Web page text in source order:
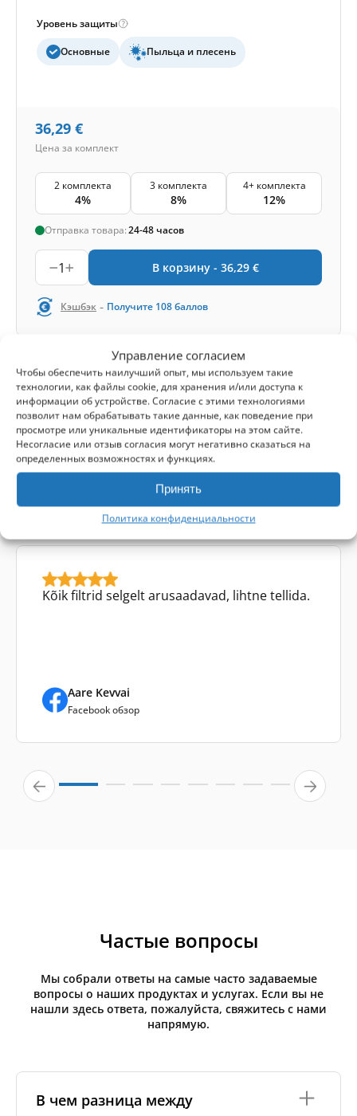
Управление согласием
Чтобы обеспечить наилучший опыт, мы используем такие
технологии, как файлы cookie, для хранения и/или доступа к
информации об устройстве. Согласие с этими технологиями
позволит нам обрабатывать такие данные, как поведение при
просмотре или уникальные идентификаторы на этом сайте.
Несогласие или отзыв согласия могут негативно сказаться на
определенных возможностях и функциях.
Принять
Политика конфиденциальности
Уровень защиты
Основные Пыльца и плесень
36,29 €
Цена за комплект
2 комплекта
4%
3 комплекта
8%
4+ комплекта
12%
Отправка товара:24-48 часов
1 В корзину - 36,29 €
Кэшбэк - Получите 108баллов
Отзывы клиентов
На основе
Kõik filtrid selgelt arusaadavad, lihtne tellida.
Aare Kevvai
Facebook обзор
Частые вопросы
Мы собрали ответы на самые часто задаваемые
вопросы о наших продуктах и услугах. Если вы не
нашли здесь ответа, пожалуйста, свяжитесь с нами
напрямую.
В чем разница между